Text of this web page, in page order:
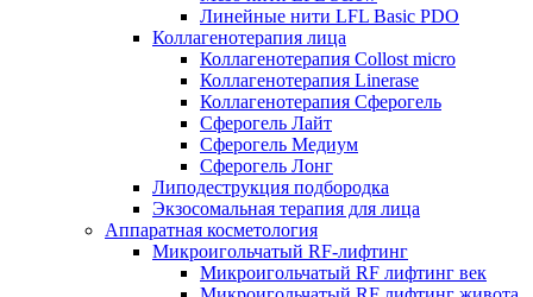
Линейные нити LFL Basic PDO
Коллагенотерапия лица
Коллагенотерапия Collost micro
Коллагенотерапия Linerase
Коллагенотерапия Сферогель
Сферогель Лайт
Сферогель Медиум
Сферогель Лонг
Липодеструкция подбородка
Экзосомальная терапия для лица
Аппаратная косметология
Микроигольчатый RF-лифтинг
Микроигольчатый RF лифтинг век